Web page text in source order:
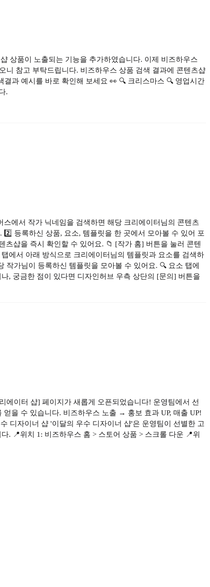
상품이 노출되는 기능을 추가하였습니다. 이제 비즈하우스
참고 부탁드립니다. 비즈하우스 상품 검색 결과에 콘텐츠샵
과 예시를 바로 확인해 보세요 👀 🔍 크리스마스 🔍 영업시간
.
에서 작가 닉네임을 검색하면 해당 크리에이터님의 콘텐츠
등록하신 상품, 요소, 템플릿을 한 곳에서 모아볼 수 있어 포
샵을 즉시 확인할 수 있어요. 📁 [작가 홈] 버튼을 눌러 콘텐
에서 아래 방식으로 크리에이터님의 템플릿과 요소를 검색하
작가님이 등록하신 템플릿을 모아볼 수 있어요. 🔍 요소 탭에
, 궁금한 점이 있다면 디자인허브 우측 상단의 [문의] 버튼을
에이터 샵] 페이지가 새롭게 오픈되었습니다! 운영팀에서 선
을 수 있습니다. 비즈하우스 노출 → 홍보 효과 UP, 매출 UP!
디자이너 샵 '이달의 우수 디자이너 샵'은 운영팀이 선별한 고
. 📍위치 1: 비즈하우스 홈 > 스토어 상품 > 스크롤 다운 📍위